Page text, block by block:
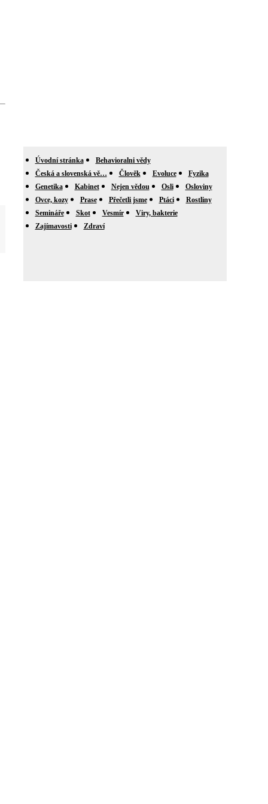
Úvodní stránka
Behavioralni vědy
Česká a slovenská vě…
Člověk Evoluce
Fyzika
Genetika
Kabinet Nejen vědou Osli
Osloviny
Ovce, kozy
Prase Přečetli jsme Ptáci
Rostliny
Semináře
Skot Vesmír
Viry, bakterie
Zajímavosti
Zdraví